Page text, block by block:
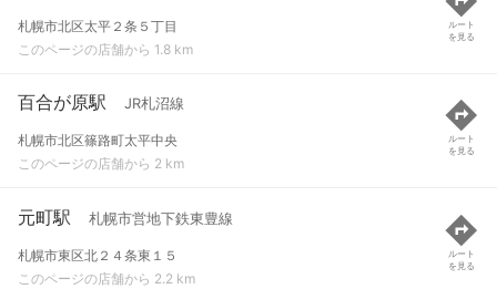
札幌市北区太平２条５丁目
このページの店舗から 1.8 km
ルート
を見る
百合が原駅 JR札沼線
札幌市北区篠路町太平中央
このページの店舗から 2 km
ルート
を見る
元町駅 札幌市営地下鉄東豊線
札幌市東区北２４条東１５
このページの店舗から 2.2 km
ルート
を見る